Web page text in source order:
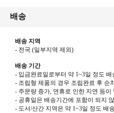
배송
배송 지역
- 전국 (일부지역 제외 )
배송 기간
- 입금완료일로부터 약 1~3일 정도
- 조립형 제품의 경우 조립완료 후 순
- 주문량 증가, 연휴로 인한 지연 등이
- 공휴일은 배송기간에 포함이 되지
- 도서/산간 지역은 약 1~3일 정도 배